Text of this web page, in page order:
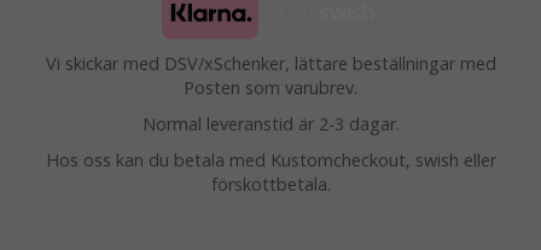
Vi skickar med DSV/xSchenker, lättare beställningar med
Posten som varubrev.
Normal leveranstid är 2-3 dagar.
Hos oss kan du betala med Kustomcheckout, swish eller
förskottbetala.